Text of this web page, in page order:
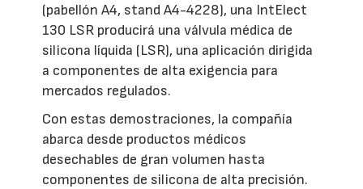
(pabellón A4, stand A4-4228), una IntElect
130 LSR producirá una válvula médica de
silicona líquida (LSR), una aplicación dirigida
a componentes de alta exigencia para
mercados regulados.
Con estas demostraciones, la compañía
abarca desde productos médicos
desechables de gran volumen hasta
componentes de silicona de alta precisión.